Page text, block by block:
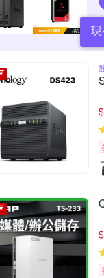
$
$